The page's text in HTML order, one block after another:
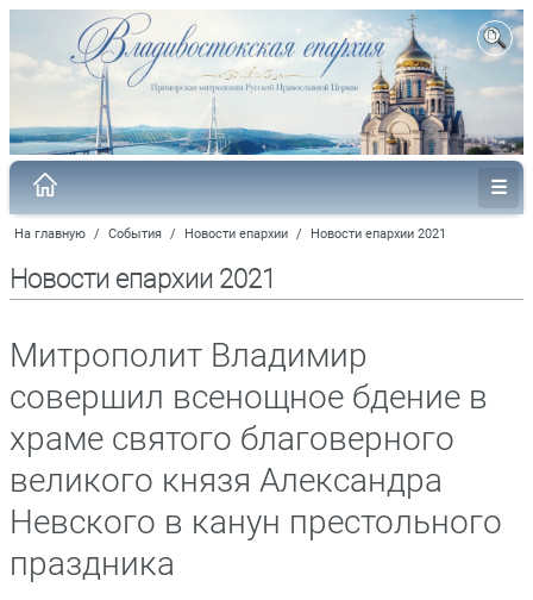
На главную / События / Новости епархии / Новости епархии 2021
Новости епархии 2021
Митрополит Владимир
совершил всенощное бдение в
храме святого благоверного
великого князя Александра
Невского в канун престольного
праздника